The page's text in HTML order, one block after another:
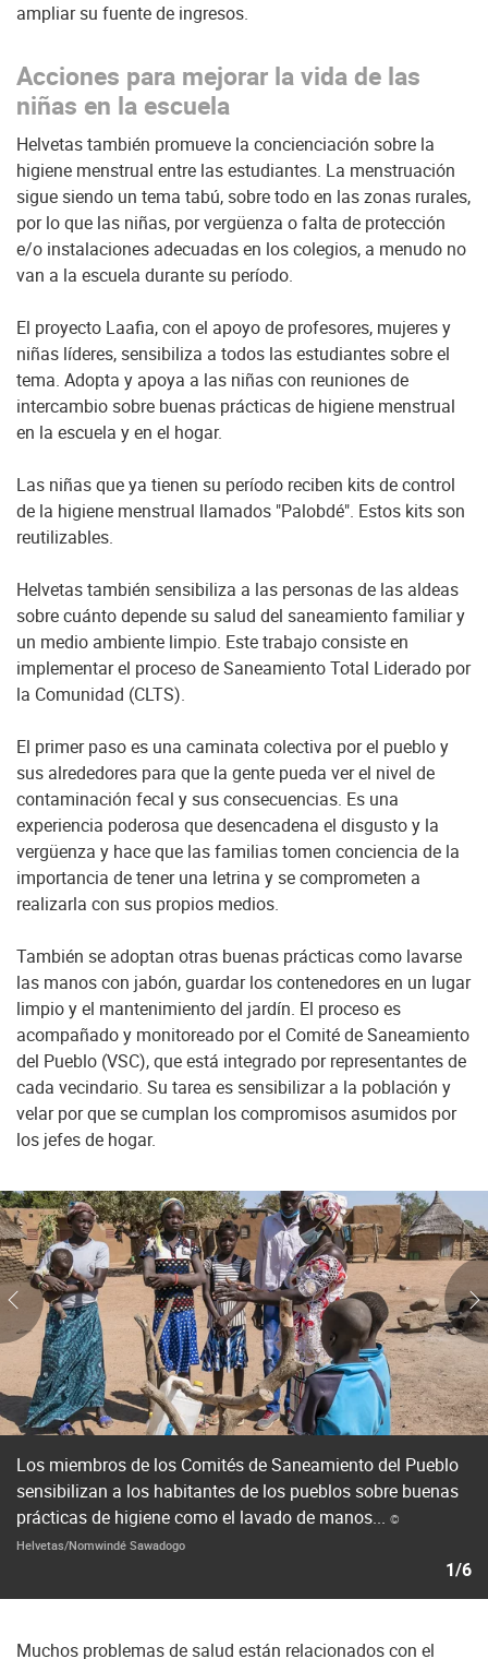
ampliar su fuente de ingresos.
Acciones para mejorar la vida de las
niñas en la escuela
Helvetas también promueve la concienciación sobre la
higiene menstrual entre las estudiantes. La menstruación
sigue siendo un tema tabú, sobre todo en las zonas rurales,
por lo que las niñas, por vergüenza o falta de protección
e/o instalaciones adecuadas en los colegios, a menudo no
van a la escuela durante su período.
El proyecto Laafia, con el apoyo de profesores, mujeres y
niñas líderes, sensibiliza a todos las estudiantes sobre el
tema. Adopta y apoya a las niñas con reuniones de
intercambio sobre buenas prácticas de higiene menstrual
en la escuela y en el hogar.
Las niñas que ya tienen su período reciben kits de control
de la higiene menstrual llamados "Palobdé". Estos kits son
reutilizables.
Helvetas también sensibiliza a las personas de las aldeas
sobre cuánto depende su salud del saneamiento familiar y
un medio ambiente limpio. Este trabajo consiste en
implementar el proceso de Saneamiento Total Liderado por
la Comunidad (CLTS).
El primer paso es una caminata colectiva por el pueblo y
sus alrededores para que la gente pueda ver el nivel de
contaminación fecal y sus consecuencias. Es una
experiencia poderosa que desencadena el disgusto y la
vergüenza y hace que las familias tomen conciencia de la
importancia de tener una letrina y se comprometen a
realizarla con sus propios medios.
También se adoptan otras buenas prácticas como lavarse
las manos con jabón, guardar los contenedores en un lugar
limpio y el mantenimiento del jardín. El proceso es
acompañado y monitoreado por el Comité de Saneamiento
del Pueblo (VSC), que está integrado por representantes de
cada vecindario. Su tarea es sensibilizar a la población y
velar por que se cumplan los compromisos asumidos por
los jefes de hogar.
Los miembros de los Comités de Saneamiento del Pueblo
sensibilizan a los habitantes de los pueblos sobre buenas
prácticas de higiene como el lavado de manos... ©
Helvetas/Nomwindé Sawadogo
1/6
Muchos problemas de salud están relacionados con el